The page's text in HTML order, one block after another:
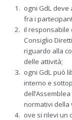
ogni GdL
fra i
il responsabile
Consiglio
riguardo alla
delle attività;
ogni GdL può
interno e
normativi della
ove si rilevi un